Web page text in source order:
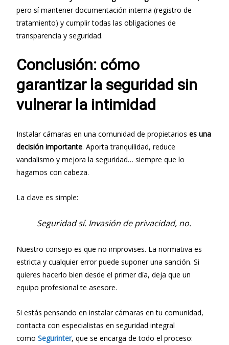
pero sí mantener documentación interna (registro de
tratamiento) y cumplir todas las obligaciones de
transparencia y seguridad.
Conclusión: cómo
garantizar la seguridad sin
vulnerar la intimidad
Instalar cámaras en una comunidad de propietarios es una
decisión importante. Aporta tranquilidad, reduce
vandalismo y mejora la seguridad… siempre que lo
hagamos con cabeza.
La clave es simple:
Seguridad sí. Invasión de privacidad, no.
Nuestro consejo es que no improvises. La normativa es
estricta y cualquier error puede suponer una sanción. Si
quieres hacerlo bien desde el primer día, deja que un
equipo profesional te asesore.
Si estás pensando en instalar cámaras en tu comunidad,
contacta con especialistas en seguridad integral
como Segurinter, que se encarga de todo el proceso: